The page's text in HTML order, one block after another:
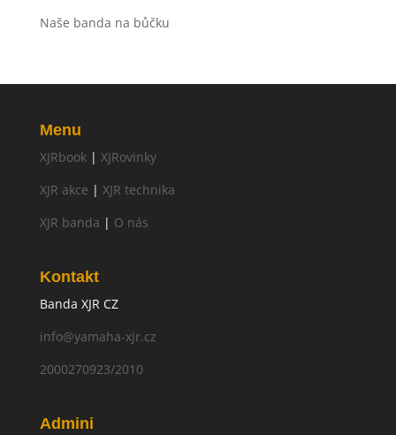
Naše banda na bůčku
Menu
XJRbook| XJRovinky
XJR akce | XJR technika
XJR banda | O nás
Kontakt
Banda XJR CZ
info@yamaha-xjr.cz
2000270923/2010
Admini